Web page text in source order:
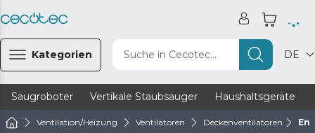
Kategorien Suche in Cecotec... DE
Saugroboter Vertikale Staubsauger Haushaltsgeräte
Ventilation/Heizung Ventilatoren Deckenventilatoren